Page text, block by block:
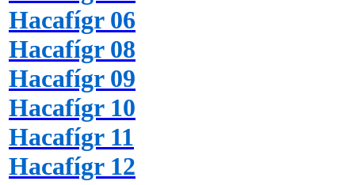
Hacafígr 06
Hacafígr 08
Hacafígr 09
Hacafígr 10
Hacafígr 11
Hacafígr 12